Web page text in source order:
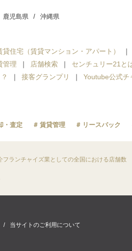
鹿児島県 沖縄県
貸住宅（賃貸マンション・アパート）
管理 店舗検索 センチュリー21と
接客グランプリ Youtube公式チ
・査定 賃貸管理 リースバック
ランチャイズ業としての全国における店舗数
当サイトのご利用について